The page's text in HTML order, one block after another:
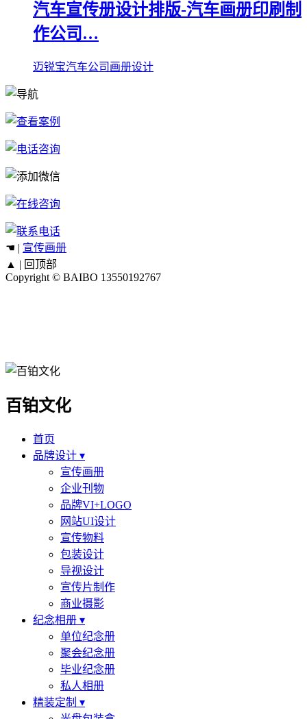
汽车宣传册设计排版-汽车画册印刷制
作公司…
迈锐宝汽车公司画册设计
☚ | 宣传画册
▲ | 回顶部
Copyright © BAIBO 13550192767
百铂文化
首页
品牌设计 ▾
宣传画册
企业刊物
品牌VI+LOGO
网站UI设计
宣传物料
包装设计
导视设计
宣传片制作
商业摄影
纪念相册 ▾
单位纪念册
聚会纪念册
毕业纪念册
私人相册
精装定制 ▾